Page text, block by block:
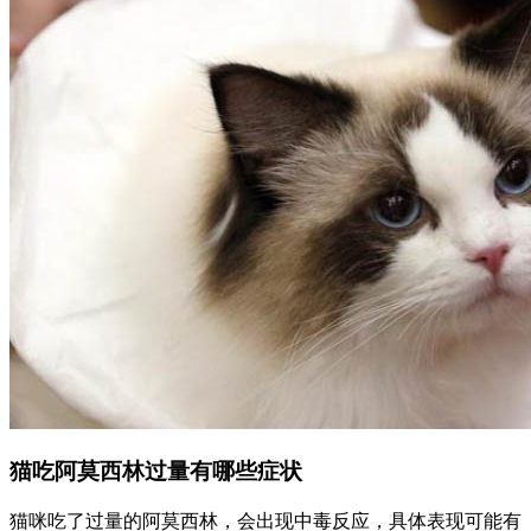
猫吃阿莫西林过量有哪些症状
猫咪吃了过量的阿莫西林，会出现中毒反应，具体表现可能有